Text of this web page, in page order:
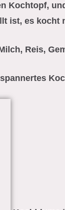
Kochtopf,
ist, es kocht
Reis,